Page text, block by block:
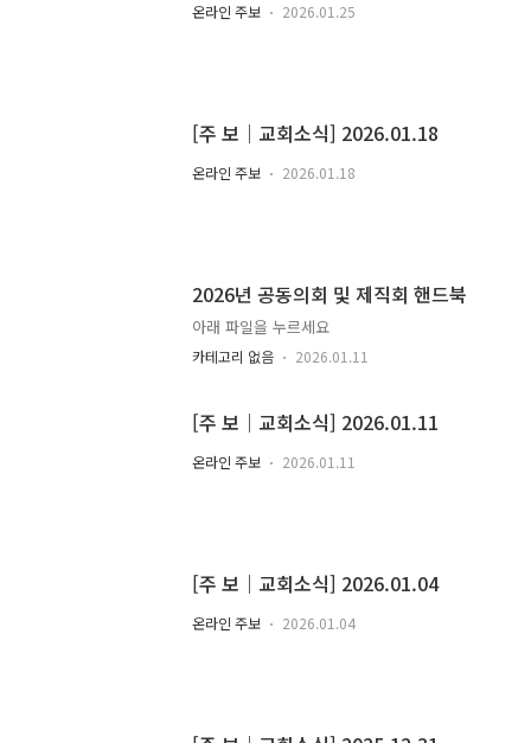
온라인 주보 2026.01.25
[주 보｜교회소식] 2026.01.18
온라인 주보 2026.01.18
2026년 공동의회 및 제직회 핸드북
아래 파일을 누르세요
카테고리 없음 2026.01.11
[주 보｜교회소식] 2026.01.11
온라인 주보 2026.01.11
[주 보｜교회소식] 2026.01.04
온라인 주보 2026.01.04